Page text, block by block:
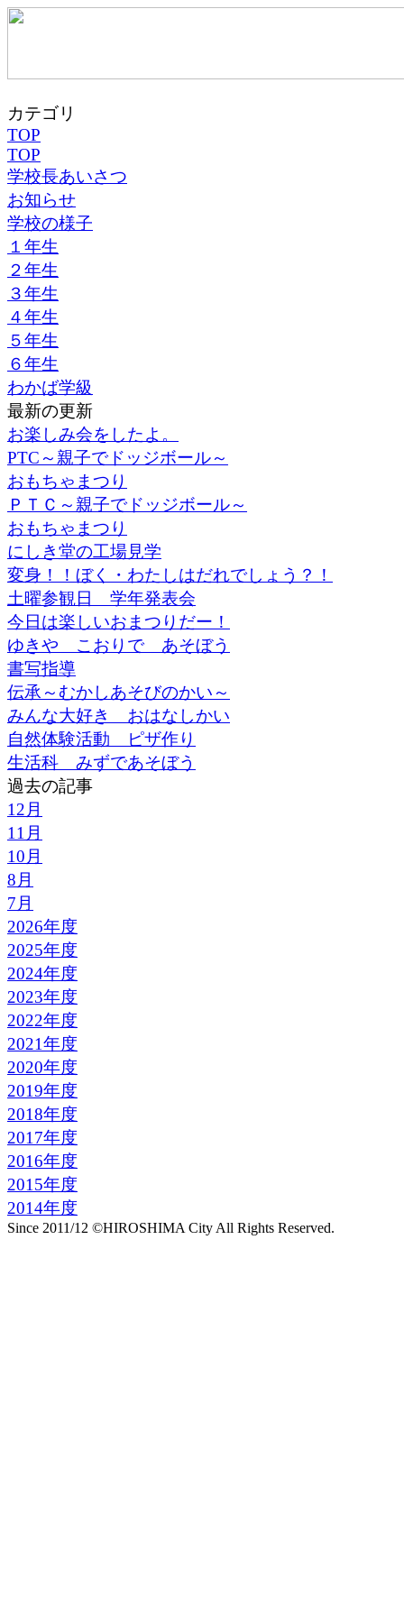
カテゴリ
TOP
TOP
学校長あいさつ
お知らせ
学校の様子
１年生
２年生
３年生
４年生
５年生
６年生
わかば学級
最新の更新
お楽しみ会をしたよ。
PTC～親子でドッジボール～
おもちゃまつり
ＰＴＣ～親子でドッジボール～
おもちゃまつり
にしき堂の工場見学
変身！！ぼく・わたしはだれでしょう？！
土曜参観日 学年発表会
今日は楽しいおまつりだー！
ゆきや こおりで あそぼう
書写指導
伝承～むかしあそびのかい～
みんな大好き おはなしかい
自然体験活動 ピザ作り
生活科 みずであそぼう
過去の記事
12月
11月
10月
8月
7月
2026年度
2025年度
2024年度
2023年度
2022年度
2021年度
2020年度
2019年度
2018年度
2017年度
2016年度
2015年度
2014年度
Since 2011/12 ©HIROSHIMA City All Rights Reserved.